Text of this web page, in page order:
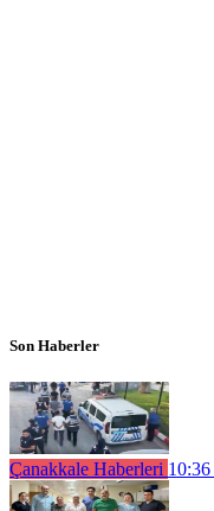
Son Haberler
Çanakkale Haberleri 10:36